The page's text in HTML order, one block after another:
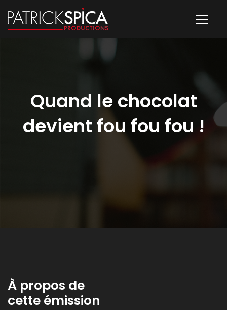
Quand le chocolat
devient fou fou fou !
À propos de
cette émission